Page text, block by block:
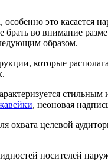
это касается
во внимание
образом.
которые
, неоновая
охвата целевой
носителей